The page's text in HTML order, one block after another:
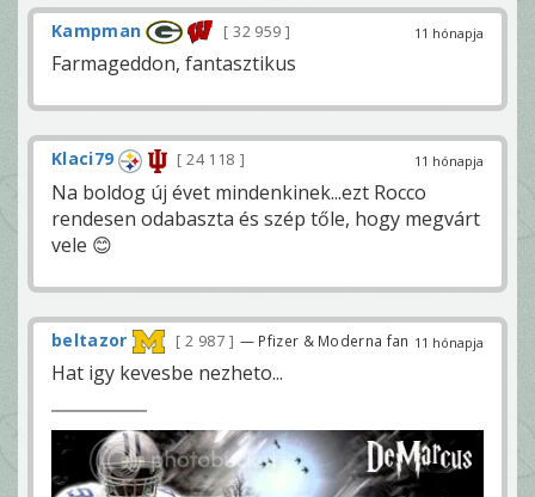
11 hónapja
Kampman 32 959
Farmageddon, fantasztikus
11 hónapja
Klaci79 24 118
Na boldog új évet mindenkinek...ezt Rocco
rendesen odabaszta és szép tőle, hogy megvárt
vele 😊
11 hónapja
beltazor 2 987 — Pfizer & Moderna fan
Hat igy kevesbe nezheto...